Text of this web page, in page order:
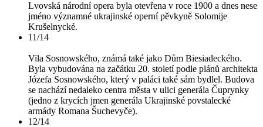
Lvovská národní opera byla otevřena v roce 1900 a dnes nese
jméno významné ukrajinské operní pěvkyně Solomije
Krušelnycké.
11/14
Vila Sosnowského, známá také jako Dům Biesiadeckého.
Byla vybudována na začátku 20. století podle plánů architekta
Józefa Sosnowského, který v paláci také sám bydlel. Budova
se nachází nedaleko centra města v ulici generála Čuprynky
(jedno z krycích jmen generála Ukrajinské povstalecké
armády Romana Šuchevyče).
12/14